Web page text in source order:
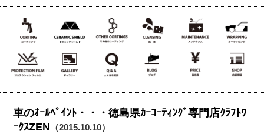
車のｵｰﾙﾍﾟｲﾝﾄ・・・徳島県ｶｰｺｰﾃｨﾝｸﾞ専門店ｸﾗﾌﾄﾜ
ｰｸｽZEN （2015.10.10）